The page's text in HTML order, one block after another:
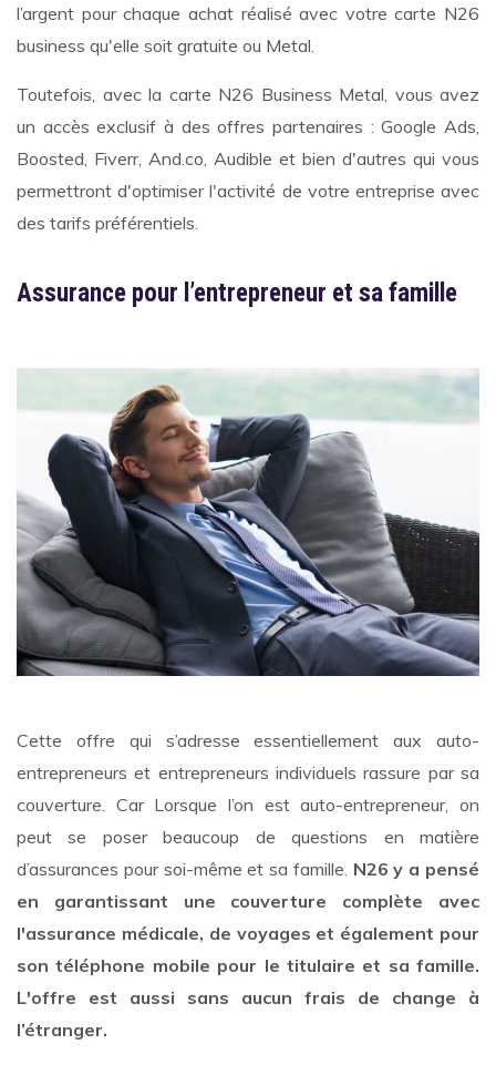
l’argent pour chaque achat réalisé avec votre carte N26
business qu'elle soit gratuite ou Metal.
Toutefois, avec la carte N26 Business Metal, vous avez
un accès exclusif à des offres partenaires : Google Ads,
Boosted, Fiverr, And.co, Audible et bien d'autres qui vous
permettront d'optimiser l'activité de votre entreprise avec
des tarifs préférentiels.
Assurance pour l’entrepreneur et sa famille
Cette offre qui s’adresse essentiellement aux auto-
entrepreneurs et entrepreneurs individuels rassure par sa
couverture. Car Lorsque l’on est auto-entrepreneur, on
peut se poser beaucoup de questions en matière
d’assurances pour soi-même et sa famille. N26 y a pensé
en garantissant une couverture complète avec
l'assurance médicale, de voyages et également pour
son téléphone mobile pour le titulaire et sa famille.
L'offre est aussi sans aucun frais de change à
l’étranger.